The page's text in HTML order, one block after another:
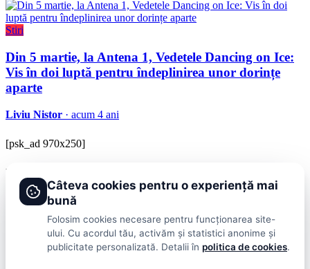
Stiri
Din 5 martie, la Antena 1, Vedetele Dancing on Ice:
Vis în doi luptă pentru îndeplinirea unor dorințe
aparte
Liviu Nistor · acum 4 ani
[psk_ad 970x250]
BRAVOnet
Showbiz, vedete si tot ce misca in lumea mondena
ShowbizPublicitateLifestyleHealth & BeautyCasa si Gradina
Câteva cookies pentru o experiență mai
bună
Folosim cookies necesare pentru funcționarea site-
ului. Cu acordul tău, activăm și statistici anonime și
publicitate personalizată. Detalii în politica de cookies.